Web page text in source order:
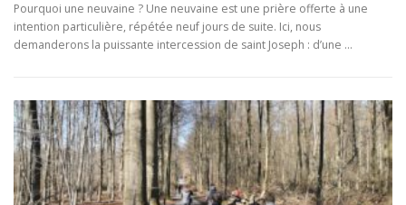
Pourquoi une neuvaine ? Une neuvaine est une prière offerte à une
intention particulière, répétée neuf jours de suite. Ici, nous
demanderons la puissante intercession de saint Joseph : d’une …